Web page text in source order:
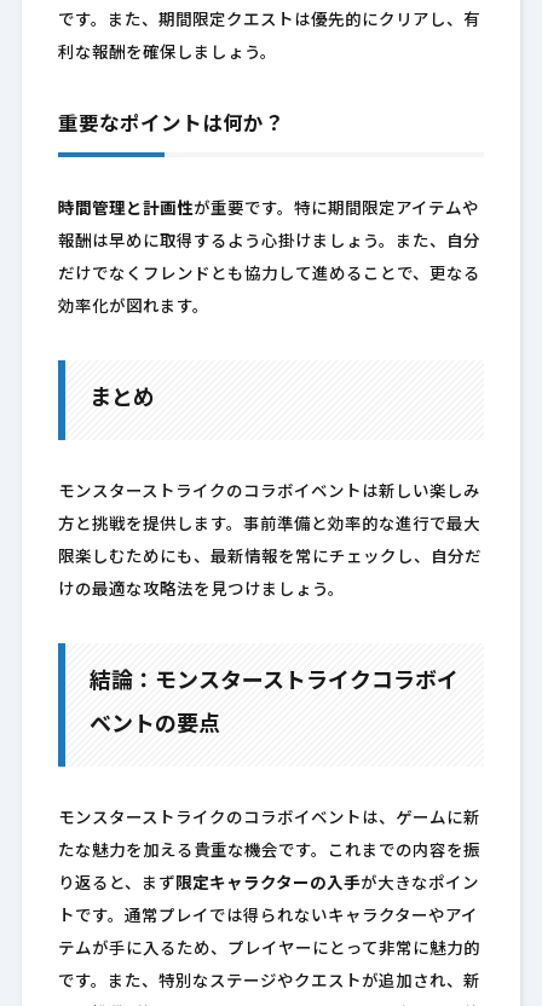
です。また、期間限定クエストは優先的にクリアし、有
利な報酬を確保しましょう。
重要なポイントは何か？
時間管理と計画性が重要です。特に期間限定アイテムや
報酬は早めに取得するよう心掛けましょう。また、自分
だけでなくフレンドとも協力して進めることで、更なる
効率化が図れます。
まとめ
モンスターストライクのコラボイベントは新しい楽しみ
方と挑戦を提供します。事前準備と効率的な進行で最大
限楽しむためにも、最新情報を常にチェックし、自分だ
けの最適な攻略法を見つけましょう。
結論：モンスターストライクコラボイ
ベントの要点
モンスターストライクのコラボイベントは、ゲームに新
たな魅力を加える貴重な機会です。これまでの内容を振
り返ると、まず 限定キャラクターの入手が大きなポイン
トです。通常プレイでは得られないキャラクターやアイ
テムが手に入るため、プレイヤーにとって非常に魅力的
です。また、特別なステージやクエストが追加され、新